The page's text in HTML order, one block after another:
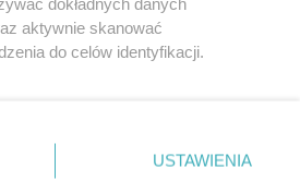
aktywnie skanować
do celów identyfikacji.
przycisk ustawień prywatności
dolnym rogu strony
USTAWIENIA